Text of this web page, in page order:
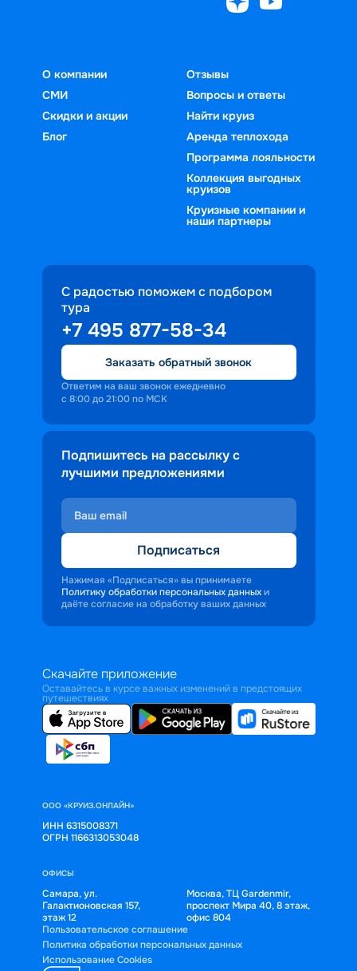
О компании
СМИ
Скидки и акции
Блог
Отзывы
Вопросы и ответы
Найти круиз
Аренда теплохода
Программа лояльности
Коллекция выгодных
круизов
Круизные компании и
наши партнеры
С радостью поможем с подбором
тура
+7 495 877-58-34
Заказать обратный звонок
Ответим на ваш звонок ежедневно
с 8:00 до 21:00 по МСК
Подпишитесь на рассылку с
лучшими предложениями
Подписаться
Нажимая «Подписаться» вы принимаете
Политику обработки персональных данных и
даёте согласие на обработку ваших данных
Скачайте приложение
Оставайтесь в курсе важных изменений в предстоящих
путешествиях
ООО «КРУИЗ.ОНЛАЙН»
ИНН 6315008371
ОГРН 1166313053048
ОФИСЫ
Самара, ул.
Галактионовская 157,
этаж 12
Москва, ТЦ Gardenmir,
проспект Мира 40, 8 этаж,
офис 804
Пользовательское соглашение
Политика обработки персональных данных
Использование Cookies